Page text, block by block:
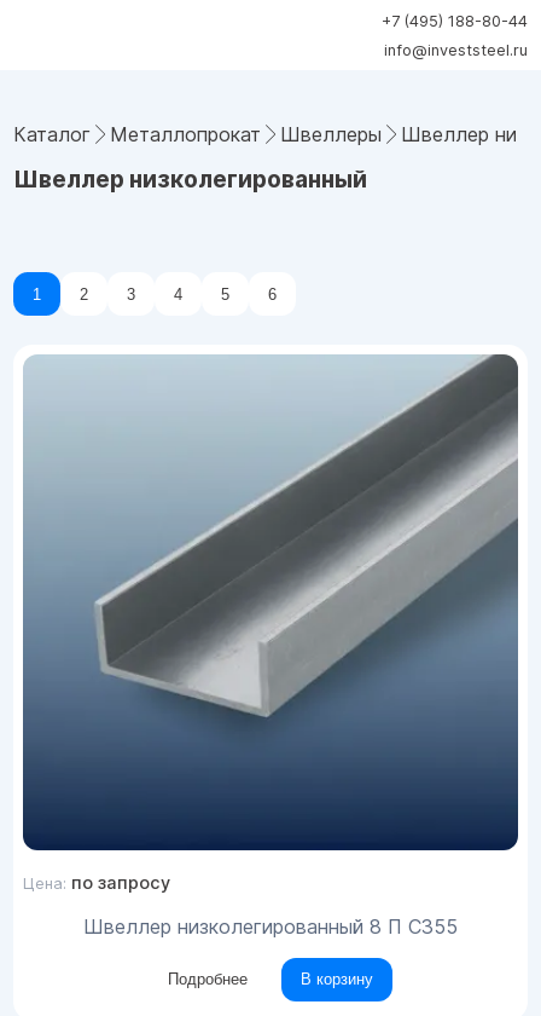
+7 (495) 188-80-44
info@investsteel.ru
Каталог Металлопрокат Швеллеры Швеллер
Швеллер низколегированный
1 2 3 4 5 6
Цена: по запросу
Швеллер низколегированный 8 П С355
Подробнее В корзину